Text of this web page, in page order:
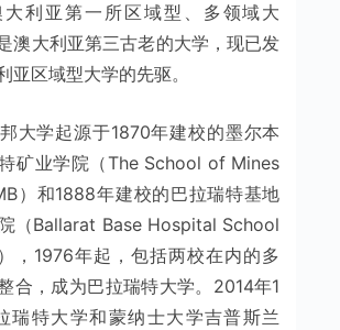
大利亚第一所区域型、多领域大
澳大利亚第三古老的大学，现已发
亚区域型大学的先驱。
大学起源于1870年建校的墨尔本
矿业学院（The School of Mines
）和1888年建校的巴拉瑞特基地
（Ballarat Base Hospital School
，1976年起，包括两校在内的多
合，成为巴拉瑞特大学。2014年1
瑞特大学和蒙纳士大学吉普斯兰